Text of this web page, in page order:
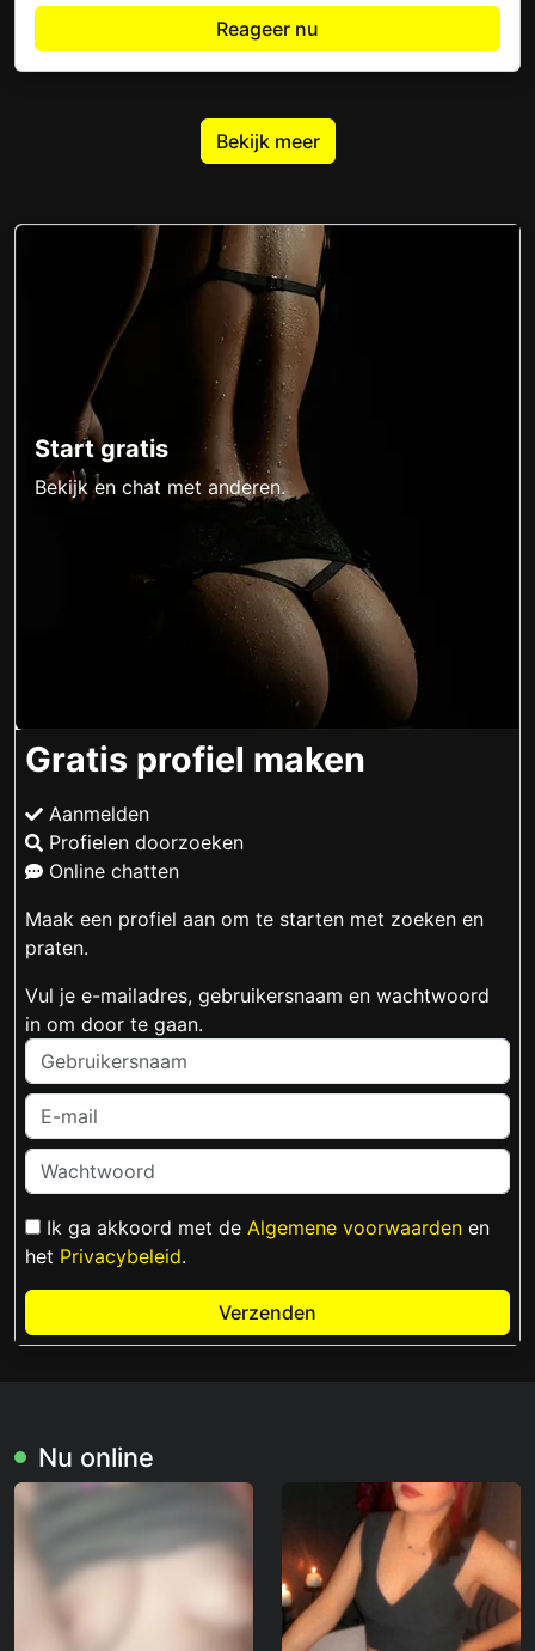
Reageer nu
Bekijk meer
Start gratis
Bekijk en chat met anderen.
Gratis profiel maken
Aanmelden
Profielen doorzoeken
Online chatten
Maak een profiel aan om te starten met zoeken en
praten.
Vul je e-mailadres, gebruikersnaam en wachtwoord
in om door te gaan.
Ik ga akkoord met de Algemene voorwaarden en
het Privacybeleid.
Verzenden
Nu online